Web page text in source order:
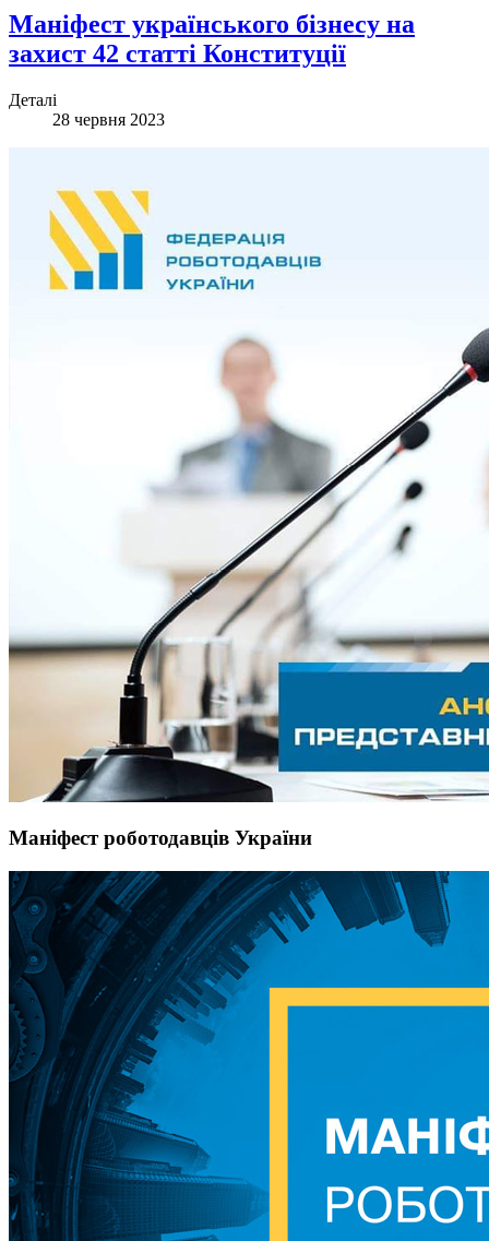
Маніфест українського бізнесу на
захист 42 статті Конституції
Деталі
28 червня 2023
Маніфест роботодавців України